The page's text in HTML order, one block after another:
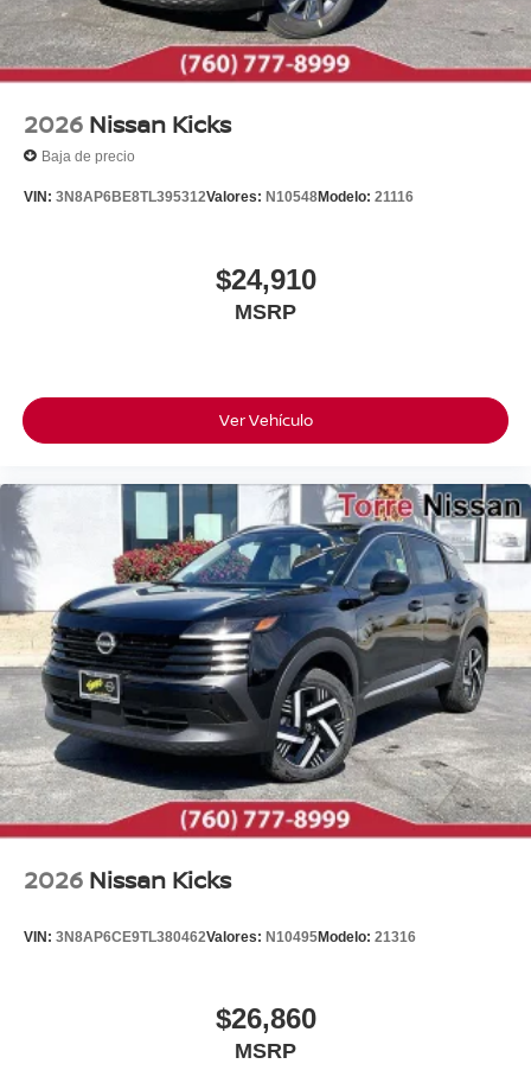
2026 Nissan Kicks
Baja de precio
VIN: 3N8AP6BE8TL395312Valores: N10548Modelo: 21116
$24,910
MSRP
Ver Vehículo
2026 Nissan Kicks
VIN: 3N8AP6CE9TL380462Valores: N10495Modelo: 21316
$26,860
MSRP